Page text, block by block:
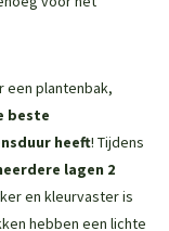
een plantenbak,
beste
heeft! Tijdens
lagen 2
en kleurvaster is
hebben een lichte